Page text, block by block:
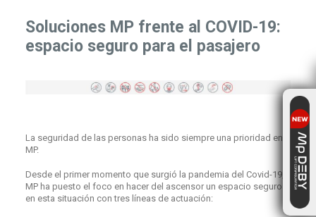
Soluciones MP frente al COVID-19:
espacio seguro para el pasajero
La seguridad de las personas ha sido siempre una prioridad en
MP.
Desde el primer momento que surgió la pandemia del Covid-19,
MP ha puesto el foco en hacer del ascensor un espacio seguro
en esta situación con tres líneas de actuación: